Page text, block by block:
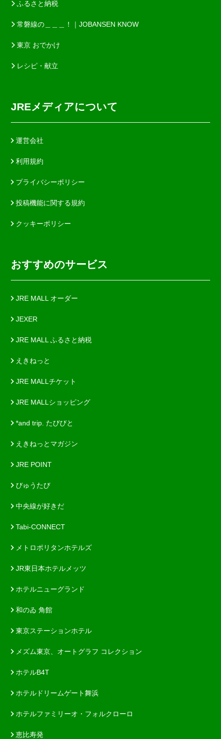
ふるさと納税
常磐線の＿＿＿！｜JOBANSEN KNOW
東京 おでかけ
レシピ・献立
JREメディアについて
運営会社
利用規約
プライバシーポリシー
投稿機能に関する規約
クッキーポリシー
おすすめのサービス
JRE MALL オーダー
JEXER
JRE MALL ふるさと納税
えきねっと
JRE MALLチケット
JRE MALLショッピング
*and trip. たびびと
えきねっとマガジン
JRE POINT
びゅうたび
中央線が好きだ
Tabi-CONNECT
メトロポリタンホテルズ
JR東日本ホテルメッツ
ホテルニューグランド
和のゐ 角館
東京ステーションホテル
メズム東京、オートグラフ コレクション
ホテルB4T
ホテルドリームゲート舞浜
ホテルファミリーオ・フォルクローロ
恵比寿発